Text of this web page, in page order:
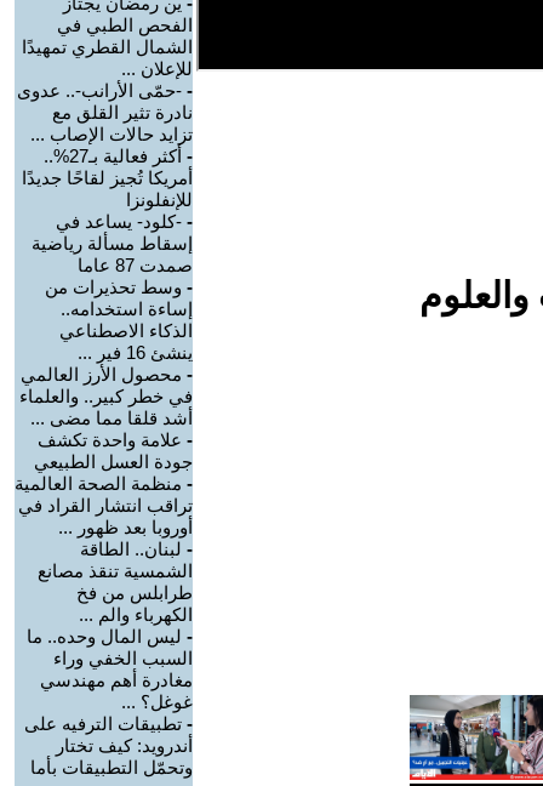
الفحص الطبي في
الشمال القطري تمهيدًا
للإعلان ...
- -حمّى الأرانب-.. عدوى
نادرة تثير القلق مع
تزايد حالات الإصاب ...
-
أكثر فعالية بـ27%..
أمريكا تُجيز لقاحًا جديدًا
للإنفلونزا
- -كلود- يساعد في
إسقاط مسألة رياضية
صمدت 87 عاما
- وسط تحذيرات من
إساءة استخدامه..
الذكاء الاصطناعي
ينشئ 16 فير ...
- محصول الأرز العالمي
في خطر كبير.. والعلماء
أشد قلقا مما مضى ...
- علامة واحدة تكشف
جودة العسل الطبيعي
- منظمة الصحة العالمية
تراقب انتشار القراد في
أوروبا بعد ظهور ...
- لبنان.. الطاقة
الشمسية تنقذ مصانع
طرابلس من فخ
الكهرباء والم ...
- ليس المال وحده.. ما
السبب الخفي وراء
مغادرة أهم مهندسي
غوغل؟ ...
- تطبيقات الترفيه على
أندرويد: كيف تختار
وتحمّل التطبيقات بأما